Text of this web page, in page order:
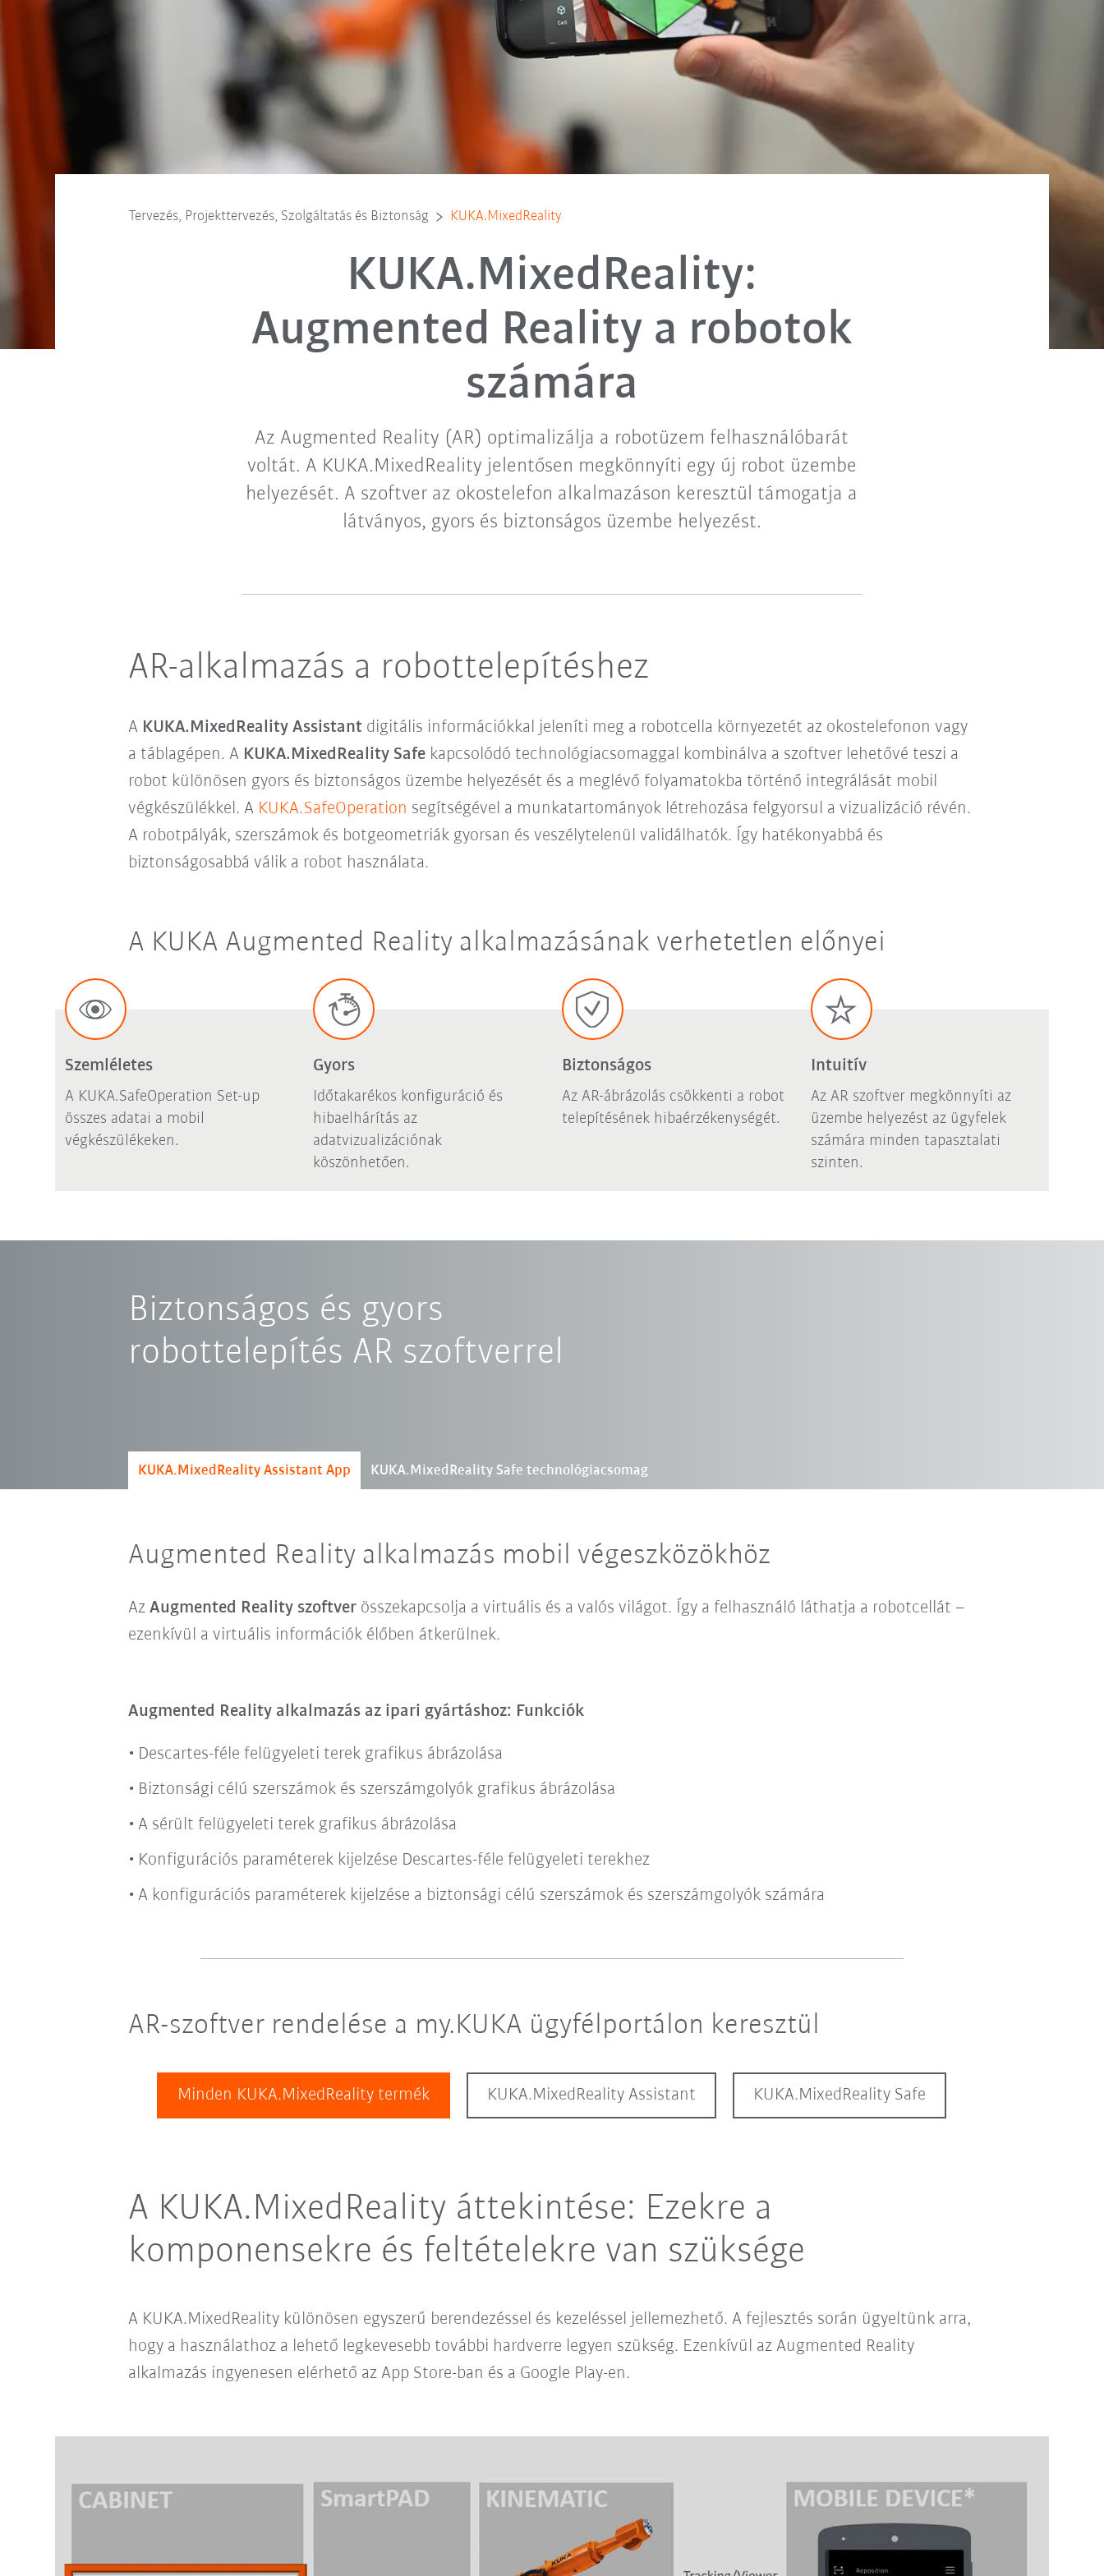
Tervezés, Projekttervezés, Szolgáltatás és Biztonság KUKA.MixedReality
KUKA.MixedReality:
Augmented Reality a robotok
számára
Az Augmented Reality (AR) optimalizálja a robotüzem felhasználóbarát
voltát. A KUKA.MixedReality jelentősen megkönnyíti egy új robot üzembe
helyezését. A szoftver az okostelefon alkalmazáson keresztül támogatja a
látványos, gyors és biztonságos üzembe helyezést.
AR-alkalmazás a robottelepítéshez
A KUKA.MixedReality Assistantdigitális információkkal jeleníti meg a robotcella környezetét az okostelefonon vagy
a táblagépen. A KUKA.MixedReality Safekapcsolódó technológiacsomaggal kombinálva a szoftver lehetővé teszi a
robot különösen gyors és biztonságos üzembe helyezését és a meglévő folyamatokba történő integrálását mobil
végkészülékkel. A KUKA.SafeOperation segítségével a munkatartományok létrehozása felgyorsul a vizualizáció révén.
A robotpályák, szerszámok és botgeometriák gyorsan és veszélytelenül validálhatók. Így hatékonyabbá és
biztonságosabbá válik a robot használata.
A KUKA Augmented Reality alkalmazásának verhetetlen előnyei
Szemléletes
A KUKA.SafeOperation Set-up
összes adatai a mobil
végkészülékeken.
Gyors
Időtakarékos konfiguráció és
hibaelhárítás az
adatvizualizációnak
köszönhetően.
Biztonságos
Az AR-ábrázolás csökkenti a robot
telepítésének hibaérzékenységét.
Intuitív
Az AR szoftver megkönnyíti az
üzembe helyezést az ügyfelek
számára minden tapasztalati
szinten.
Biztonságos és gyors
robottelepítés AR szoftverrel
KUKA.MixedReality Assistant App KUKA.MixedReality Safe technológiacsomag
Augmented Reality alkalmazás mobil végeszközökhöz
Az Augmented Reality szoftverösszekapcsolja a virtuális és a valós világot. Így a felhasználó láthatja a robotcellát –
ezenkívül a virtuális információk élőben átkerülnek.
Augmented Reality alkalmazás az ipari gyártáshoz: Funkciók
Descartes-féle felügyeleti terek grafikus ábrázolása
Biztonsági célú szerszámok és szerszámgolyók grafikus ábrázolása
A sérült felügyeleti terek grafikus ábrázolása
Konfigurációs paraméterek kijelzése Descartes-féle felügyeleti terekhez
A konfigurációs paraméterek kijelzése a biztonsági célú szerszámok és szerszámgolyók számára
AR-szoftver rendelése a my.KUKA ügyfélportálon keresztül
Minden KUKA.MixedReality termék KUKA.MixedReality Assistant KUKA.MixedReality Safe
A KUKA.MixedReality áttekintése: Ezekre a
komponensekre és feltételekre van szüksége
A KUKA.MixedReality különösen egyszerű berendezéssel és kezeléssel jellemezhető. A fejlesztés során ügyeltünk arra,
hogy a használathoz a lehető legkevesebb további hardverre legyen szükség. Ezenkívül az Augmented Reality
alkalmazás ingyenesen elérhető az App Store-ban és a Google Play-en.